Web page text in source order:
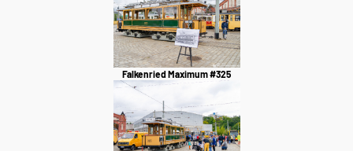
Falkenried Maximum #325